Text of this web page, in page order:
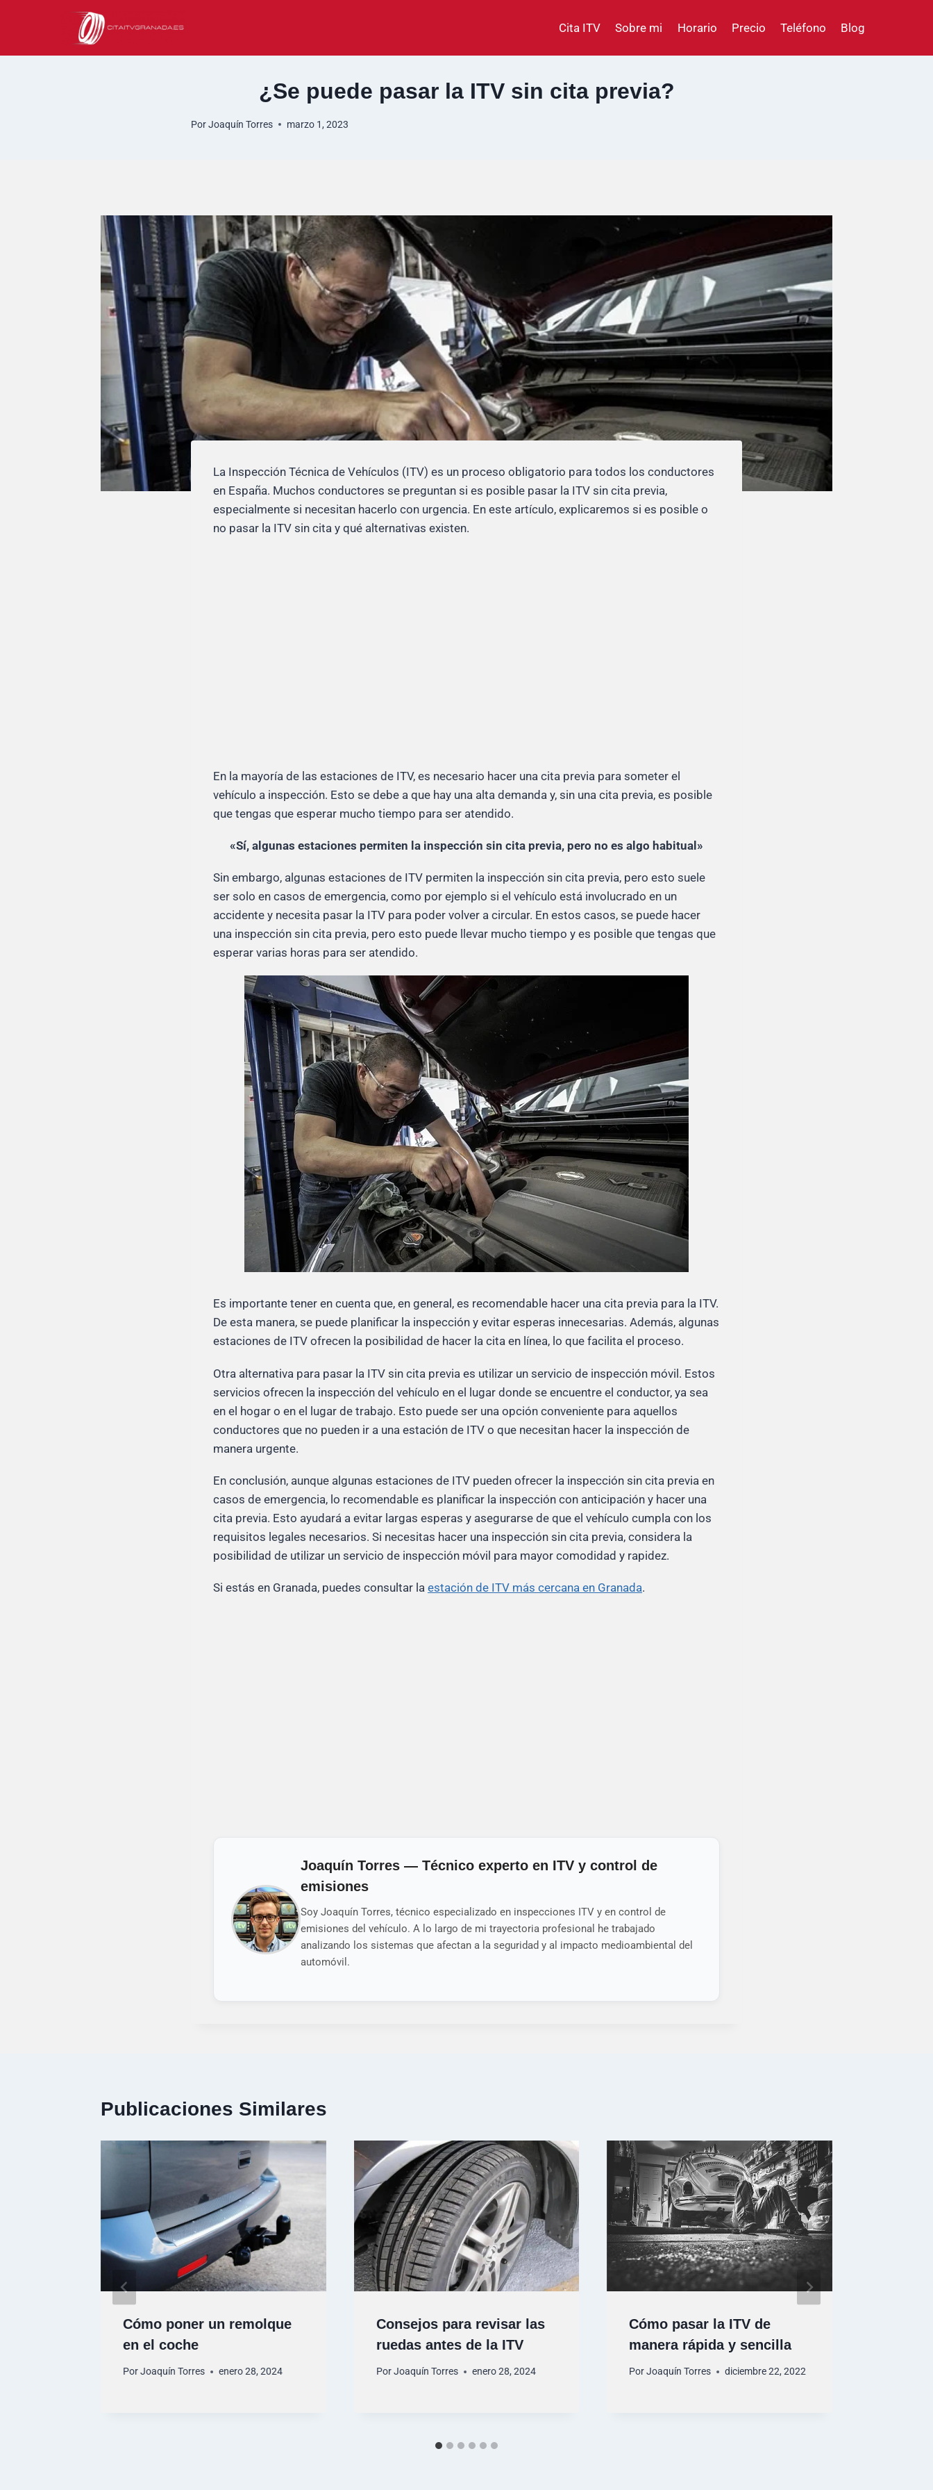
Cita ITV Sobre mi Horario Precio Teléfono Blog
¿Se puede pasar la ITV sin cita previa?
PorJoaquín Torres marzo 1, 2023
La Inspección Técnica de Vehículos (ITV) es un proceso obligatorio para todos los conductores
en España. Muchos conductores se preguntan si es posible pasar la ITV sin cita previa,
especialmente si necesitan hacerlo con urgencia. En este artículo, explicaremos si es posible o
no pasar la ITV sin cita y qué alternativas existen.
En la mayoría de las estaciones de ITV, es necesario hacer una cita previa para someter el
vehículo a inspección. Esto se debe a que hay una alta demanda y, sin una cita previa, es posible
que tengas que esperar mucho tiempo para ser atendido.
«Sí, algunas estaciones permiten la inspección sin cita previa, pero no es algo habitual»
Sin embargo, algunas estaciones de ITV permiten la inspección sin cita previa, pero esto suele
ser solo en casos de emergencia, como por ejemplo si el vehículo está involucrado en un
accidente y necesita pasar la ITV para poder volver a circular. En estos casos, se puede hacer
una inspección sin cita previa, pero esto puede llevar mucho tiempo y es posible que tengas que
esperar varias horas para ser atendido.
Es importante tener en cuenta que, en general, es recomendable hacer una cita previa para la ITV.
De esta manera, se puede planificar la inspección y evitar esperas innecesarias. Además, algunas
estaciones de ITV ofrecen la posibilidad de hacer la cita en línea, lo que facilita el proceso.
Otra alternativa para pasar la ITV sin cita previa es utilizar un servicio de inspección móvil. Estos
servicios ofrecen la inspección del vehículo en el lugar donde se encuentre el conductor, ya sea
en el hogar o en el lugar de trabajo. Esto puede ser una opción conveniente para aquellos
conductores que no pueden ir a una estación de ITV o que necesitan hacer la inspección de
manera urgente.
En conclusión, aunque algunas estaciones de ITV pueden ofrecer la inspección sin cita previa en
casos de emergencia, lo recomendable es planificar la inspección con anticipación y hacer una
cita previa. Esto ayudará a evitar largas esperas y asegurarse de que el vehículo cumpla con los
requisitos legales necesarios. Si necesitas hacer una inspección sin cita previa, considera la
posibilidad de utilizar un servicio de inspección móvil para mayor comodidad y rapidez.
Si estás en Granada, puedes consultar la estación de ITV más cercana en Granada.
Joaquín Torres — Técnico experto en ITV y control de
emisiones
Soy Joaquín Torres, técnico especializado en inspecciones ITV y en control de
emisiones del vehículo. A lo largo de mi trayectoria profesional he trabajado
analizando los sistemas que afectan a la seguridad y al impacto medioambiental del
automóvil.
Publicaciones Similares
Cómo poner un remolque
en el coche
PorJoaquín Torres enero 28, 2024
Consejos para revisar las
ruedas antes de la ITV
Por Joaquín Torres enero 28, 2024
Cómo pasar la ITV de
manera rápida y sencilla
Por Joaquín Torres diciembre 22, 2022